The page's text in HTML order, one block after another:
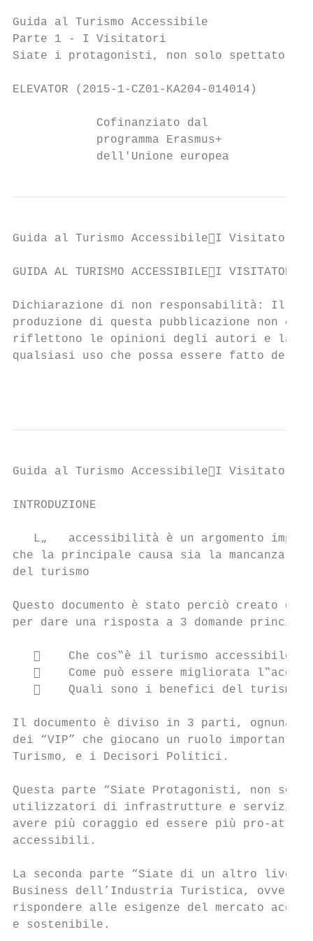
Guida al Turismo Accessibile
Parte 1 - I Visitatori
Siate i protagonisti, non solo spettatori
ELEVATOR (2015-1-CZ01-KA204-014014)
            Cofinanziato dal
            programma Erasmus+
            dell'Unione europea
Guida al Turismo AccessibileI Visitatori
GUIDA AL TURISMO ACCESSIBILEI VISITATORI
Dichiarazione di non responsabilità: Il
produzione di questa pubblicazione non
riflettono le opinioni degli autori e la
qualsiasi uso che possa essere fatto
Guida al Turismo AccessibileI Visitatori
INTRODUZIONE
L„   accessibilità è un argomento
che la principale causa sia la mancanza
del turismo
Questo documento è stato perciò creato
per dare una risposta a 3 domande
       Che cos‟è il turismo accessibile?
    Come può essere migliorata
    Quali sono i benefici del turismo
Il documento è diviso in 3 parti, ognuna
dei “VIP” che giocano un ruolo
Turismo, e i Decisori Politici.
Questa parte “Siate Protagonisti, non
utilizzatori di infrastrutture e servizi
avere più coraggio ed essere più pro-
accessibili.
La seconda parte “Siate di un altro
Business dell’Industria Turistica,
rispondere alle esigenze del mercato
e sostenibile.